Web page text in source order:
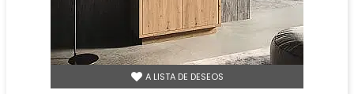
A LISTA DE DESEOS